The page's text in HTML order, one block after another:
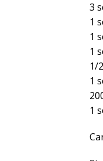
3
1
1
1
1/
1
1